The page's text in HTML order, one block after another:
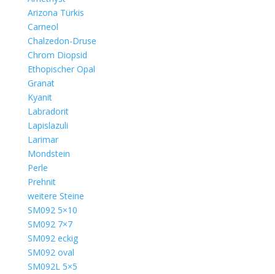
Arizona Türkis
Carneol
Chalzedon-Druse
Chrom Diopsid
Ethopischer Opal
Granat
Kyanit
Labradorit
Lapislazuli
Larimar
Mondstein
Perle
Prehnit
weitere Steine
SM092 5×10
SM092 7×7
SM092 eckig
SM092 oval
SM092L 5×5